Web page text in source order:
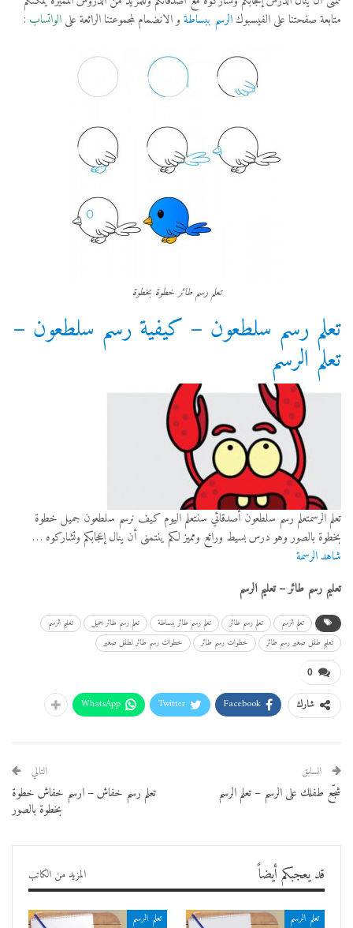
متابعة صفحتنا على الفيسبوكالرسم ببساطةو الانضمام لمجموعتنا الرائعة علىالواتساب :
تعلم رسم طائر خطوة بخطوة
تعلم رسم سلطعون – كيفية رسم سلطعون –
تعلم الرسم
تعلم الرسمتعلم رسم سلطعون أصدقائي سنتعلم اليوم كيف نرسم سلطعون جميل خطوة
بخطوة بالصور وهو درس بسيط ورائع ومميز لكم ينتمنى أن ينال إعجابكم وتشاركوه …
شاهد الرسمة
تعليم رسم طائر – تعليم الرسم
تعلم الرسم تعلم رسم طائر تعلم رسم طائر ببساطة تعلم رسم طائر جميل
تعليم الرسم
تعليم طفل صغير رسم طائر
خطوات رسم طائر خطوات رسم طائر لطفل صغير
0
شارك Facebook
Twitter
WhatsApp
السابق
شجّع طفلك على الرسم – تعلم الرسم
التالي
تعلم رسم خفاش – ارسم خفاش خطوة
بخطوة بالصور
قد يعجبكم أيضاً المزيد من الكاتب
تعلم الرسم تعلم الرسم